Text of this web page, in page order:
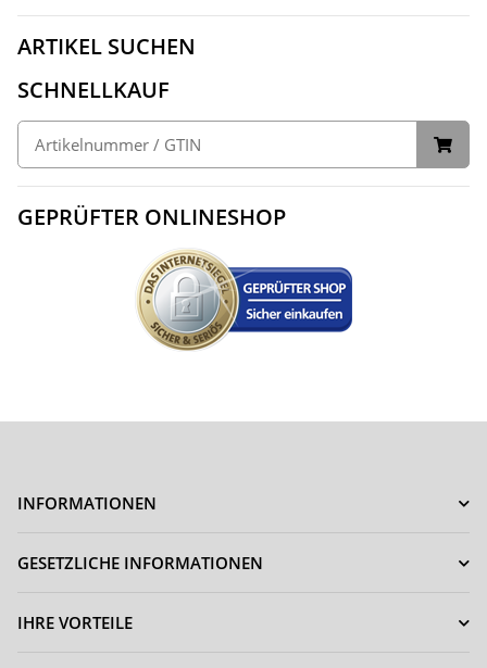
ARTIKEL SUCHEN
SCHNELLKAUF
GEPRÜFTER ONLINESHOP
INFORMATIONEN
GESETZLICHE INFORMATIONEN
IHRE VORTEILE